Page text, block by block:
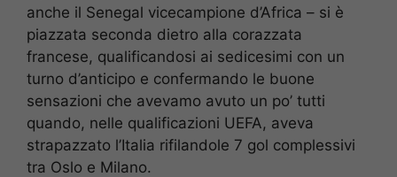
anche il Senegal vicecampione d’Africa – si è
piazzata seconda dietro alla corazzata
francese, qualificandosi ai sedicesimi con un
turno d’anticipo e confermando le buone
sensazioni che avevamo avuto un po’ tutti
quando, nelle qualificazioni UEFA, aveva
strapazzato l’Italia rifilandole 7 gol complessivi
tra Oslo e Milano.